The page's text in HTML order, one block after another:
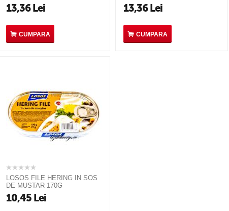
13,36Lei
CUMPARA
13,36Lei
CUMPARA
LOSOS FILE HERING IN SOS
DE MUSTAR 170G
10,45 Lei